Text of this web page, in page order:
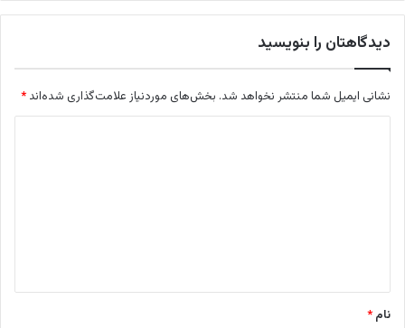
دیدگاهتان را بنویسید
نشانی ایمیل شما منتشر نخواهد شد. بخش‌های موردنیاز علامت‌گذاری شده‌اند *
*
نام *